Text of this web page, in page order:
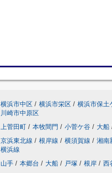
横浜市中区 / 横浜市栄区 / 横浜市保土
川崎市中原区
上菅田町 / 本牧間門 / 小菅ケ谷 / 大船
京浜東北線 / 根岸線 / 横須賀線 / 湘南
横浜線
山手 / 本郷台 / 大船 / 戸塚 / 根岸 / 西